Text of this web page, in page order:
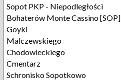
Sopot PKP - Niepodległości
Bohaterów Monte Cassino [SOP]
Goyki
Malczewskiego
Chodowieckiego
Cmentarz
Schronisko Sopotkowo